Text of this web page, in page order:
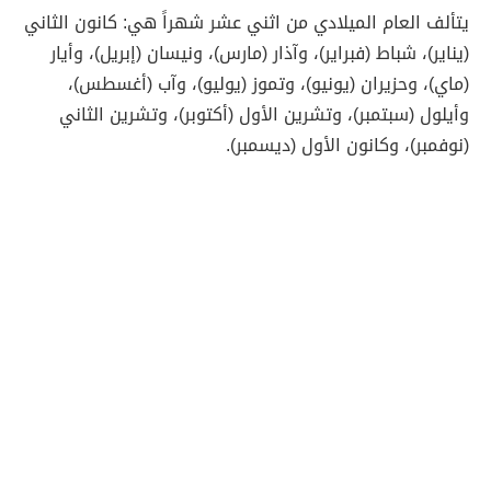
يتألف العام الميلادي من اثني عشر شهراً هي: كانون الثاني
(يناير)، شباط (فبراير)، وآذار (مارس)، ونيسان (إبريل)، وأيار
(ماي)، وحزيران (يونيو)، وتموز (يوليو)، وآب (أغسطس)،
وأيلول (سبتمبر)، وتشرين الأول (أكتوبر)، وتشرين الثاني
(نوفمبر)، وكانون الأول (ديسمبر).